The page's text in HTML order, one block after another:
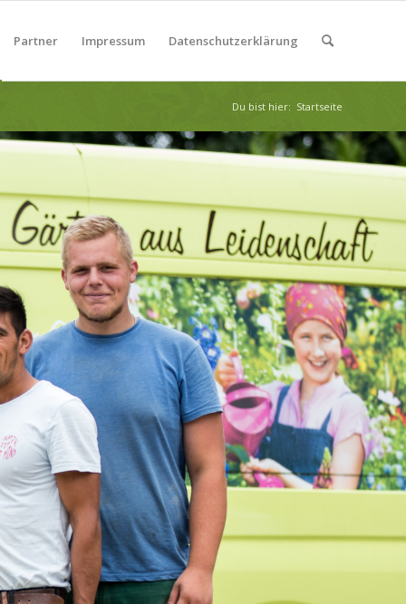
Partner Impressum Datenschutzerklärung
Du bist hier: Startseite